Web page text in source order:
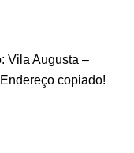
Vila Augusta –
Endereço copiado!